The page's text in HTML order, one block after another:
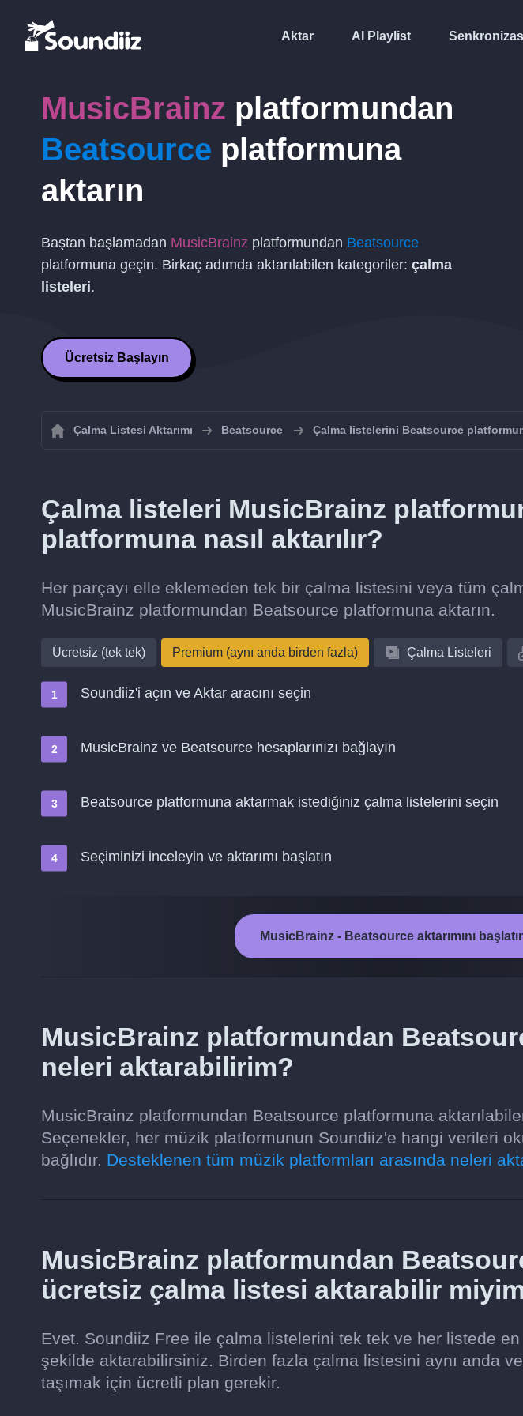
Aktar AI Playlist
MusicBrainz platformundan
Beatsource platformuna
aktarın
Baştan başlamadan MusicBrainz platformundan Beatsource
platformuna geçin. Birkaç adımda aktarılabilen kategoriler: çalma
listeleri.
Ücretsiz Başlayın
Çalma Listesi Aktarımı Beatsource Çalma listelerini Beatsource
Çalma listeleri MusicBrainz
platformuna nasıl aktarılır?
Her parçayı elle eklemeden tek bir çalma listesini veya tüm
MusicBrainz platformundan Beatsource platformuna aktarın.
Ücretsiz (tek tek) Premium (aynı anda birden fazla) Çalma Listeleri
Soundiiz'i açın ve Aktar aracını seçin
MusicBrainz ve Beatsource hesaplarınızı bağlayın
Beatsource platformuna aktarmak istediğiniz çalma listelerini seçin
Seçiminizi inceleyin ve aktarımı başlatın
MusicBrainz - Beatsource aktarımını
MusicBrainz platformundan
neleri aktarabilirim?
MusicBrainz platformundan Beatsource platformuna
Seçenekler, her müzik platformunun Soundiiz'e hangi verileri
bağlıdır. Desteklenen tüm müzik platformları arasında neleri
MusicBrainz platformundan
ücretsiz çalma listesi aktarabilir
Evet. Soundiiz Free ile çalma listelerini tek tek ve her listede
şekilde aktarabilirsiniz. Birden fazla çalma listesini aynı anda
taşımak için ücretli plan gerekir.